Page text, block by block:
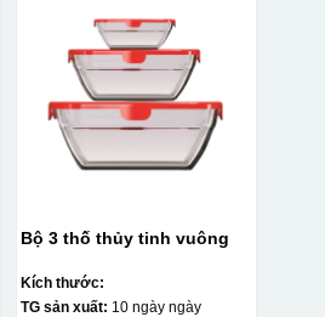
Bộ 3 thố thủy tinh vuông
Kích thước:
TG sản xuất: 10 ngày ngày